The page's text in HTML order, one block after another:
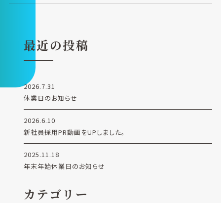
最近の投稿
休業日のお知らせ
2026.7.31
新社員採用PR動画をUPしました。
2026.6.10
年末年始休業日のお知らせ
2025.11.18
カテゴリー